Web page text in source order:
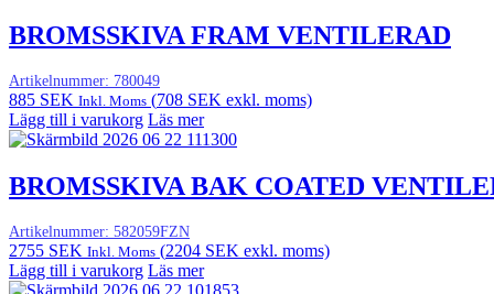
BROMSSKIVA FRAM VENTILERAD
Artikelnummer: 780049
885 SEK Inkl. Moms (708 SEK exkl. moms)
Lägg till i varukorg Läs mer
BROMSSKIVA BAK COATED
Artikelnummer: 582059FZN
2755 SEK Inkl. Moms (2204 SEK exkl. moms)
Lägg till i varukorg Läs mer